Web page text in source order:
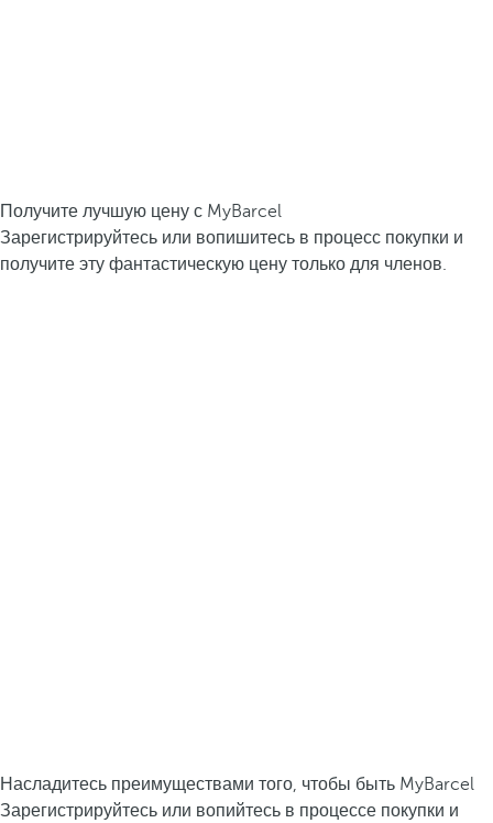
Получите лучшую цену с MyBarcel
Зарегистрируйтесь или вопишитесь в процесс покупки и
получите эту фантастическую цену только для членов.
Насладитесь преимуществами того, чтобы быть MyBarcel
Зарегистрируйтесь или вопийтесь в процессе покупки и